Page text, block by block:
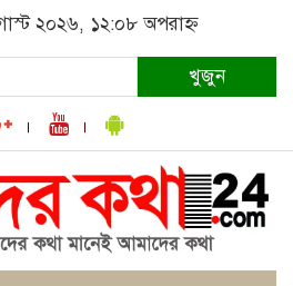
২০২৬, ১২:০৮ অপরাহ্ন
খুজুন